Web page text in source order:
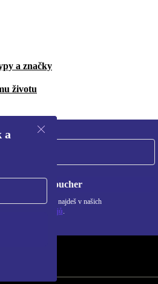
a značky
životu
a
Chci voucher
osobních údajů najdeš v našich
osobních údajů.